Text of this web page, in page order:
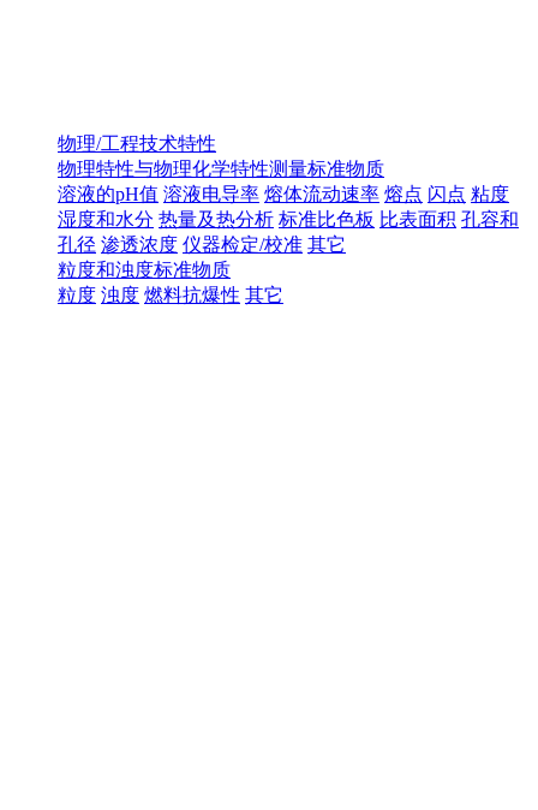
物理/工程技术特性
物理特性与物理化学特性测量标准物质
溶液的pH值 溶液电导率 熔体流动速率 熔点 闪点 粘度
湿度和水分 热量及热分析 标准比色板 比表面积 孔容和
孔径 渗透浓度 仪器检定/校准 其它
粒度和浊度标准物质
粒度 浊度 燃料抗爆性 其它